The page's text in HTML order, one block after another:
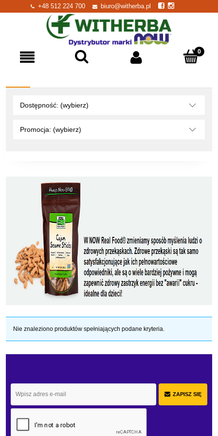
+48 512 224 700 biuro@witherba.pl
Dostępność: (wybierz)
Promocja: (wybierz)
Nie znaleziono produktów spełniających podane kryteria.
ZAPISZ SIĘ